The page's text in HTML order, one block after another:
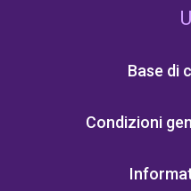
Base di
Condizioni